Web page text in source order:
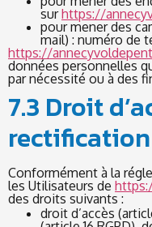
surhttps://
pour mener des
mail) : numéro de
https://
données personnelles
par nécessité ou à des
7.3 Droit
Conformément à la
les Utilisateurs de
des droits suivants :
droit d’accès